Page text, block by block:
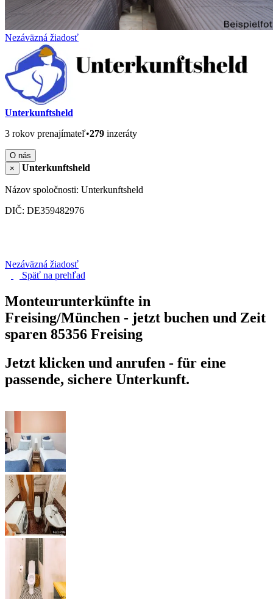
Nezáväzná žiadosť
Unterkunftsheld
3 rokov prenajímateľ•279 inzeráty
O nás
×
Unterkunftsheld
Názov spoločnosti: Unterkunftsheld
DIČ: DE359482976
Nezáväzná žiadosť
Späť na prehľad
Monteurunterkünfte in
Freising/München - jetzt buchen und Zeit
sparen 85356 Freising
Jetzt klicken und anrufen - für eine
passende, sichere Unterkunft.